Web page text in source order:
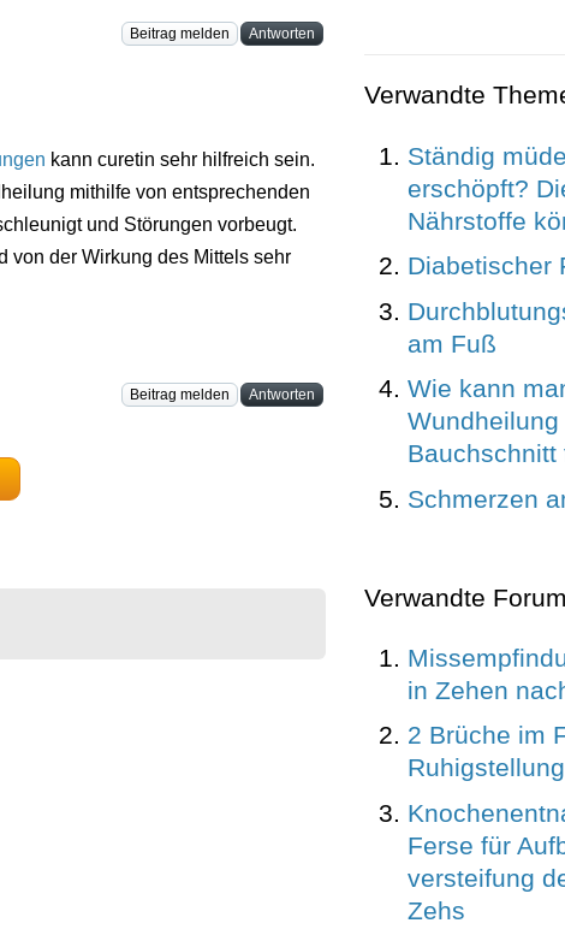
Beitrag melden Antworten
kann curetin sehr hilfreich sein.
mithilfe von entsprechenden
und Störungen vorbeugt.
von der Wirkung des Mittels sehr
Beitrag melden Antworten
Verwandte
Ständig
erschöpft?
Nährstoffe
Diabetischer
am Fuß
Wie kann
Bauchschnitt
Schmerzen
Verwandte
in Zehen
2 Brüche im
Ferse für
versteifung
Zehs